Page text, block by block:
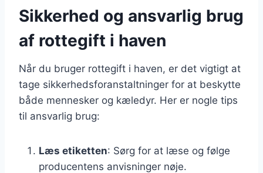
Sikkerhed og ansvarlig brug
af rottegift i haven
Når du bruger rottegift i haven, er det vigtigt at
tage sikkerhedsforanstaltninger for at beskytte
både mennesker og kæledyr. Her er nogle tips
til ansvarlig brug:
Læs etiketten: Sørg for at læse og følge
producentens anvisninger nøje.